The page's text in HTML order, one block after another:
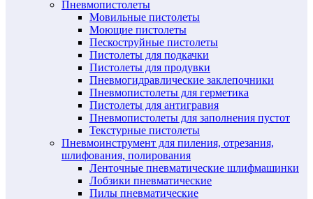
Пневмопистолеты
Мовильные пистолеты
Моющие пистолеты
Пескоструйные пистолеты
Пистолеты для подкачки
Пистолеты для продувки
Пневмогидравлические заклепочники
Пневмопистолеты для герметика
Пистолеты для антигравия
Пневмопистолеты для заполнения пустот
Текстурные пистолеты
Пневмоинструмент для пиления, отрезания,
шлифования, полирования
Ленточные пневматические шлифмашинки
Лобзики пневматические
Пилы пневматические